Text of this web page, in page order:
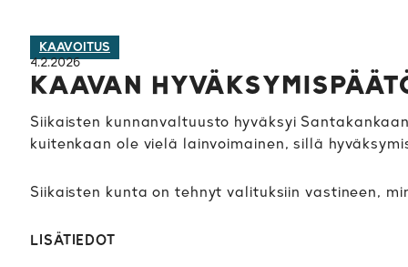
KAAVOITUS
4.2.2026
KAAVAN
Siikaisten kunnanvaltuusto hyväksyi
kuitenkaan ole vielä lainvoimainen, sillä
Siikaisten kunta on tehnyt valituksiin vastineen,
LISÄTIEDOT